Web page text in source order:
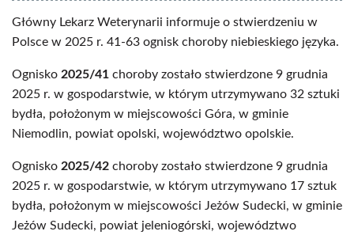
Główny Lekarz Weterynarii informuje o stwierdzeniu w
Polsce w 2025 r. 41-63 ognisk choroby niebieskiego języka.
Ognisko 2025/41 choroby zostało stwierdzone 9 grudnia
2025 r. w gospodarstwie, w którym utrzymywano 32 sztuki
bydła, położonym w miejscowości Góra, w gminie
Niemodlin, powiat opolski, województwo opolskie.
Ognisko 2025/42 choroby zostało stwierdzone 9 grudnia
2025 r. w gospodarstwie, w którym utrzymywano 17 sztuk
bydła, położonym w miejscowości Jeżów Sudecki, w gminie
Jeżów Sudecki, powiat jeleniogórski, województwo